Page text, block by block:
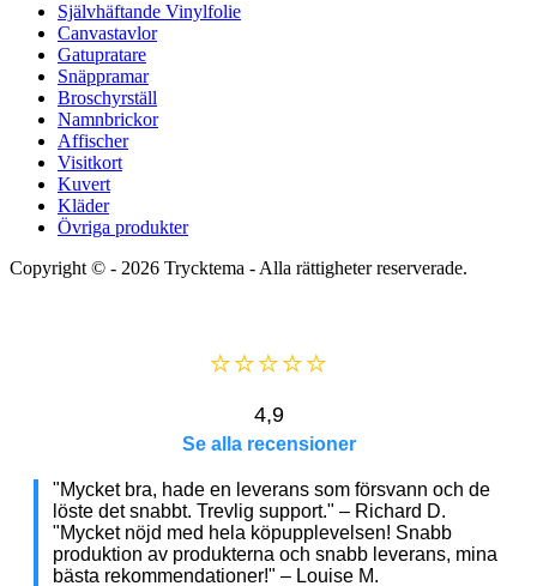
Självhäftande Vinylfolie
Canvastavlor
Gatupratare
Snäppramar
Broschyrställ
Namnbrickor
Affischer
Visitkort
Kuvert
Kläder
Övriga produkter
Copyright © - 2026 Trycktema - Alla rättigheter reserverade.
⭐⭐⭐⭐⭐
4,9
Se alla recensioner
"Mycket bra, hade en leverans som försvann och de
löste det snabbt. Trevlig support." – Richard D.
"Mycket nöjd med hela köpupplevelsen! Snabb
produktion av produkterna och snabb leverans, mina
bästa rekommendationer!" – Louise M.